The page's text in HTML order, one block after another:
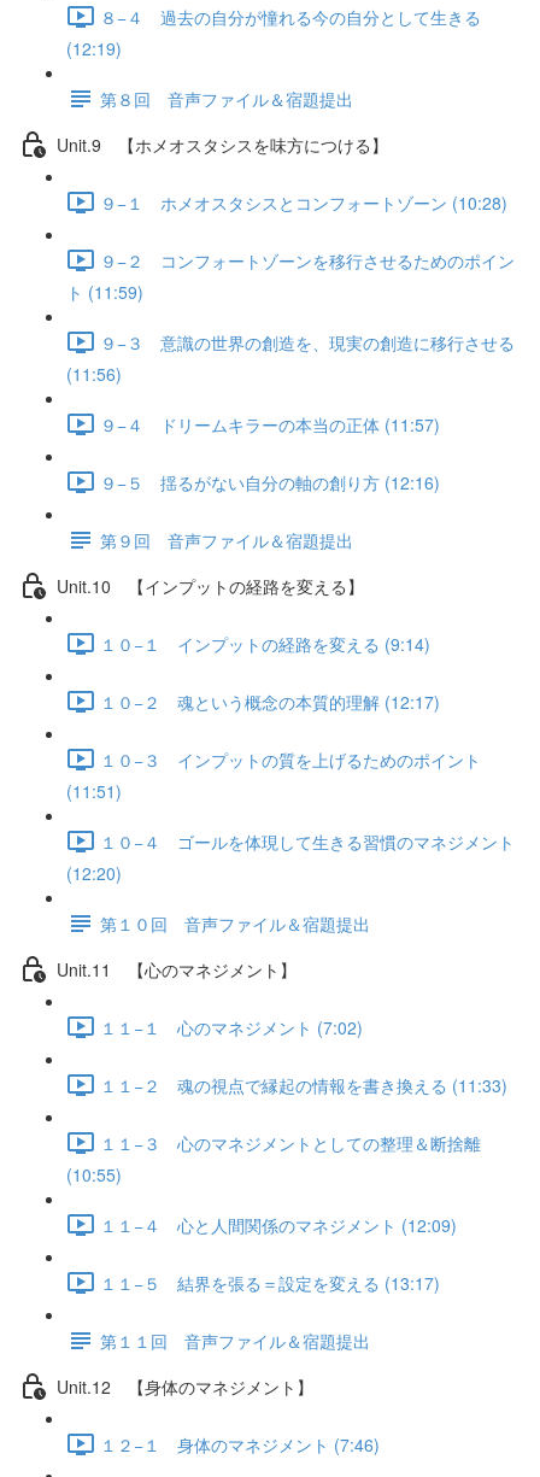
８−４ 過去の自分が憧れる今の自分として生きる
(12:19)
第８回 音声ファイル＆宿題提出
Unit.9 【ホメオスタシスを味方につける】
９−１ ホメオスタシスとコンフォートゾーン (10:28)
９−２ コンフォートゾーンを移行させるためのポイン
ト (11:59)
９−３ 意識の世界の創造を、現実の創造に移行させる
(11:56)
９−４ ドリームキラーの本当の正体 (11:57)
９−５ 揺るがない自分の軸の創り方 (12:16)
第９回 音声ファイル＆宿題提出
Unit.10 【インプットの経路を変える】
１０−１ インプットの経路を変える (9:14)
１０−２ 魂という概念の本質的理解 (12:17)
１０−３ インプットの質を上げるためのポイント
(11:51)
１０−４ ゴールを体現して生きる習慣のマネジメント
(12:20)
第１０回 音声ファイル＆宿題提出
Unit.11 【心のマネジメント】
１１−１ 心のマネジメント (7:02)
１１−２ 魂の視点で縁起の情報を書き換える (11:33)
１１−３ 心のマネジメントとしての整理＆断捨離
(10:55)
１１−４ 心と人間関係のマネジメント (12:09)
１１−５ 結界を張る＝設定を変える (13:17)
第１１回 音声ファイル＆宿題提出
Unit.12 【身体のマネジメント】
１２−１ 身体のマネジメント (7:46)